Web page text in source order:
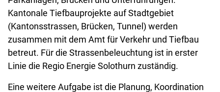
Kantonale Tiefbauprojekte auf Stadtgebiet
(Kantonsstrassen, Brücken, Tunnel) werden
zusammen mit dem Amt für Verkehr und Tiefbau
betreut. Für die Strassenbeleuchtung ist in erster
Linie die Regio Energie Solothurn zuständig.
Eine weitere Aufgabe ist die Planung, Koordination